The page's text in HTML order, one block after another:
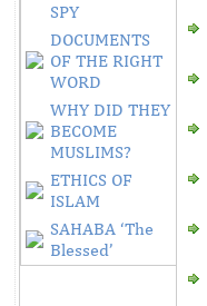
SPY
DOCUMENTS
OF THE RIGHT
WORD
WHY DID THEY
BECOME
MUSLIMS?
ETHICS OF
ISLAM
SAHABA ‘The
Blessed’